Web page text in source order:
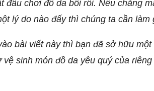
đầu chơi đồ da bối rối. Nếu chẳng
lý do nào đấy thì chúng ta cần làm
bài viết này thì bạn đã sở hữu
sinh món đồ da yêu quý của